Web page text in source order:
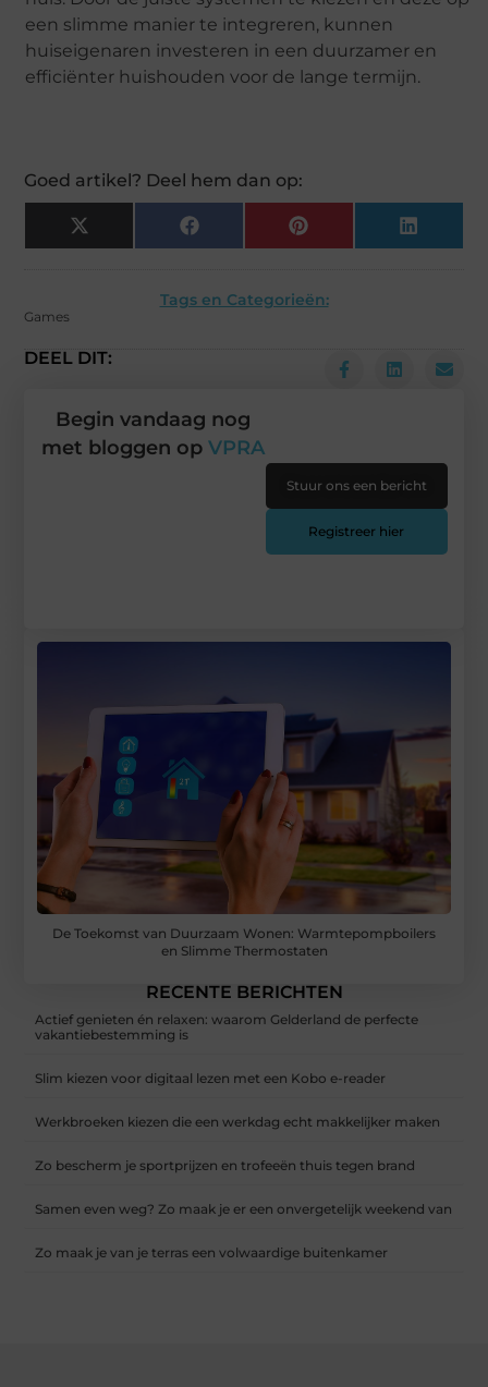
een slimme manier te integreren, kunnen
huiseigenaren investeren in een duurzamer en
efficiënter huishouden voor de lange termijn.
Goed artikel? Deel hem dan op:
X
(Twitter)
Facebook Pinterest LinkedIn
Tags en Categorieën:
Games
DEEL DIT:
De Toekomst van Duurzaam Wonen: Warmtepompboilers
en Slimme Thermostaten
RECENTE BERICHTEN
Actief genieten én relaxen: waarom Gelderland de perfecte
vakantiebestemming is
Slim kiezen voor digitaal lezen met een Kobo e-reader
Werkbroeken kiezen die een werkdag echt makkelijker maken
Zo bescherm je sportprijzen en trofeeën thuis tegen brand
Samen even weg? Zo maak je er een onvergetelijk weekend van
Zo maak je van je terras een volwaardige buitenkamer
Begin vandaag nog
met bloggen opVPRA
Stuur ons een bericht
Registreer hier